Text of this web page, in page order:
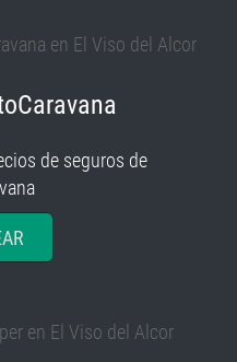
de seguros de